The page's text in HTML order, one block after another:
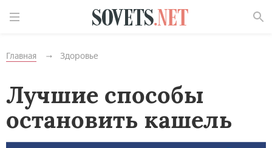
Главная Здоровье
Лучшие способы
остановить кашель